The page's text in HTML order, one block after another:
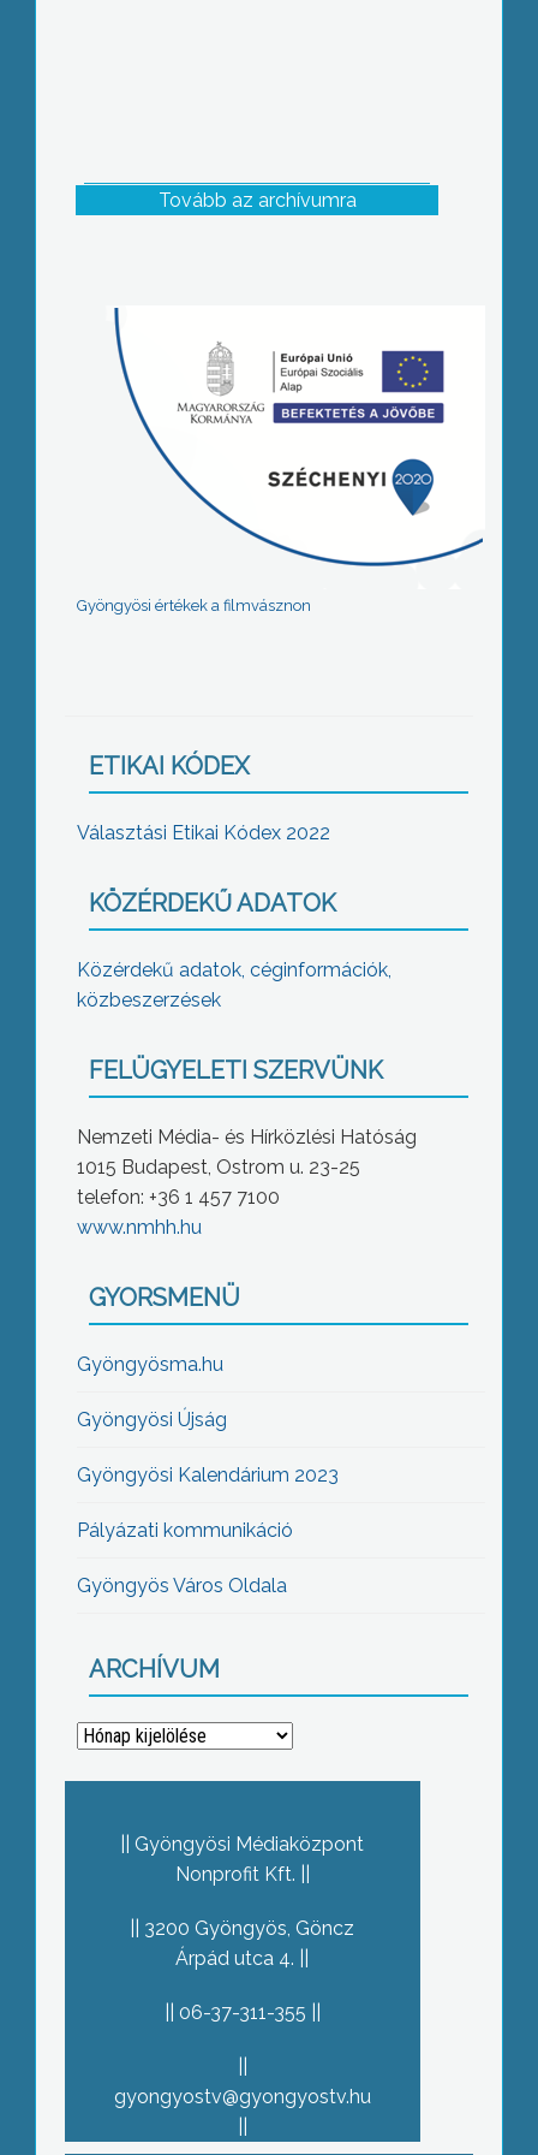
Tovább az archívumra
Gyöngyösi értékek a filmvásznon
ETIKAI KÓDEX
Választási Etikai Kódex 2022
KÖZÉRDEKŰ ADATOK
Közérdekű adatok, céginformációk,
közbeszerzések
FELÜGYELETI SZERVÜNK
Nemzeti Média- és Hírközlési Hatóság
1015 Budapest, Ostrom u. 23-25
telefon: +36 1 457 7100
www.nmhh.hu
GYORSMENÜ
Gyöngyösma.hu
Gyöngyösi Újság
Gyöngyösi Kalendárium 2023
Pályázati kommunikáció
Gyöngyös Város Oldala
ARCHÍVUM
Archívum
Gyöngyösi Médiaközpont
Nonprofit Kft.
3200 Gyöngyös, Göncz
Árpád utca 4.
06-37-311-355
gyongyostv@gyongyostv.hu